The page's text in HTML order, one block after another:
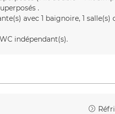
avec 1 baignoire 1 salle(s)
WC indépendant(s)